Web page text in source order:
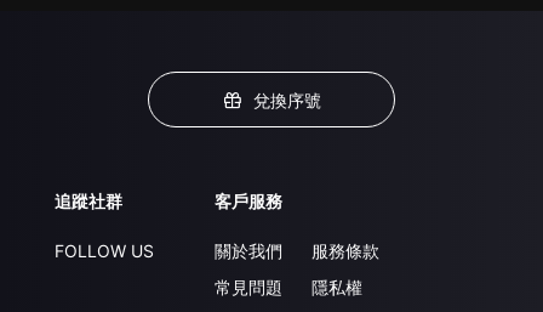
兌換序號
追蹤社群
FOLLOW US
客戶服務
關於我們
常見問題
服務條款
隱私權